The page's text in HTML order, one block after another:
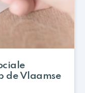
de Vlaamse